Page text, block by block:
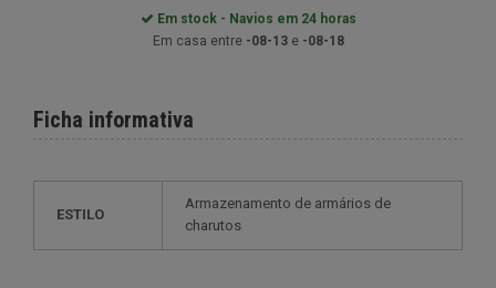
Em stock - Navios em 24 horas
Em casa entre -08-13e -08-18
Ficha informativa
ESTILO
armazenamento de armários de
charutos